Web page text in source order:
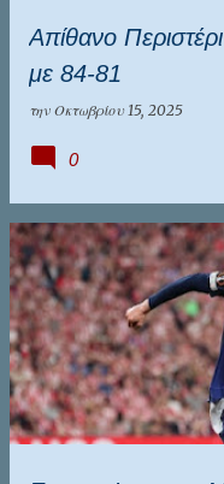
Απίθανο
με 84-81
την Οκτωβρίου 15, 2025
0